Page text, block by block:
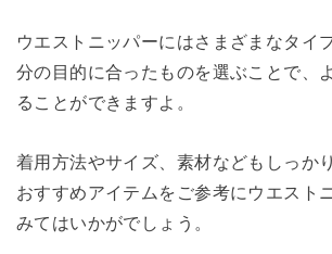
ウエストニッパーにはさまざまなタイ
分の目的に合ったものを選ぶことで、
ることができますよ。
着用方法やサイズ、素材などもしっか
おすすめアイテムをご参考にウエスト
みてはいかがでしょう。